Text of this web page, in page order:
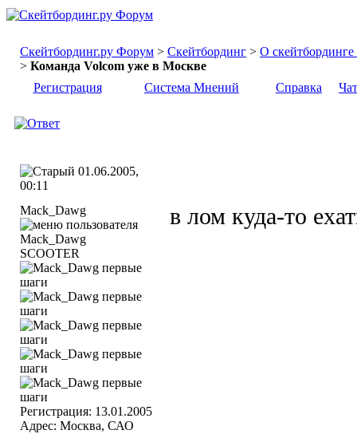
Скейтбординг.ру Форум > Скейтбординг > О скейтбординге
> Команда Volcom уже в Москве
Регистрация
Система Мнений Справка Чат
01.06.2005,
00:11
Mack_Dawg
SCOOTER
Регистрация: 13.01.2005
Адрес: Москва, САО
в лом куда-то